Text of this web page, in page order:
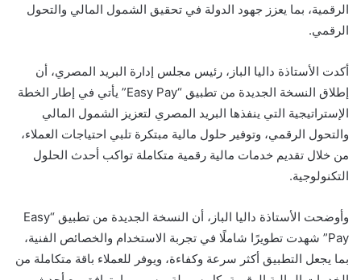
الرقمية، بما يعزز جهود الدولة في تحقيق الشمول المالي والتحول
الرقمي.
أكدت الأستاذة داليا الباز، رئيس مجلس إدارة البريد المصري، أن
إطلاق النسخة الجديدة من تطبيق “Easy Pay” يأتي في إطار الخطة
الإستراتيجية التي ينفذها البريد المصري لتعزيز الشمول المالي
والتحول الرقمي، وتوفير حلول مالية مبتكرة تلبي احتياجات العملاء،
من خلال تقديم خدمات مالية رقمية متكاملة تواكب أحدث الحلول
التكنولوجية.
وأوضحت الأستاذة داليا الباز، أن النسخة الجديدة من تطبيق “Easy
Pay” شهدت تطويرًا شاملًا في تجربة الاستخدام والخصائص الفنية،
بما يجعل التطبيق أكثر سرعة وكفاءة، ويوفر للعملاء باقة متكاملة من